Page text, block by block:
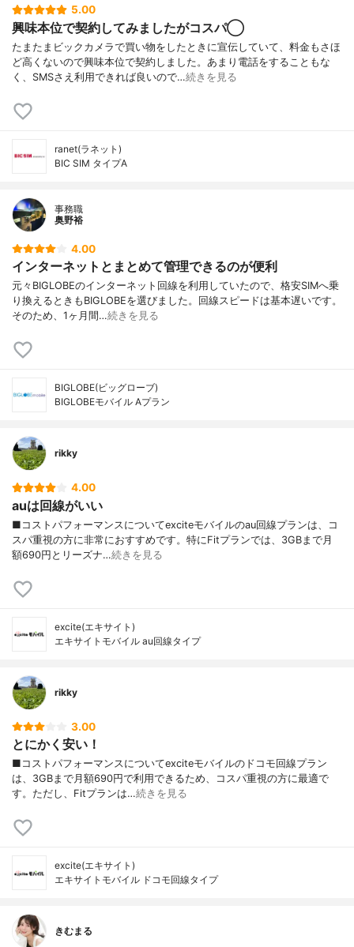
5.00
興味本位で契約してみましたがコスパ◯
たまたまビックカメラで買い物をしたときに宣伝していて、料金もさほ
ど高くないので興味本位で契約しました。あまり電話をすることもな
く、SMSさえ利用できれば良いので…続きを見る
ranet(ラネット)
BIC SIM タイプA
事務職
奥野裕
4.00
インターネットとまとめて管理できるのが便利
元々BIGLOBEのインターネット回線を利用していたので、格安SIMへ乗
り換えるときもBIGLOBEを選びました。回線スピードは基本遅いです。
そのため、1ヶ月間…続きを見る
BIGLOBE(ビッグローブ)
BIGLOBEモバイル Aプラン
rikky
4.00
auは回線がいい
■コストパフォーマンスについてexciteモバイルのau回線プランは、コ
スパ重視の方に非常におすすめです。特にFitプランでは、3GBまで月
額690円とリーズナ…続きを見る
excite(エキサイト)
エキサイトモバイル au回線タイプ
rikky
3.00
とにかく安い！
■コストパフォーマンスについてexciteモバイルのドコモ回線プラン
は、3GBまで月額690円で利用できるため、コスパ重視の方に最適で
す。ただし、Fitプランは…続きを見る
excite(エキサイト)
エキサイトモバイル ドコモ回線タイプ
きむまる